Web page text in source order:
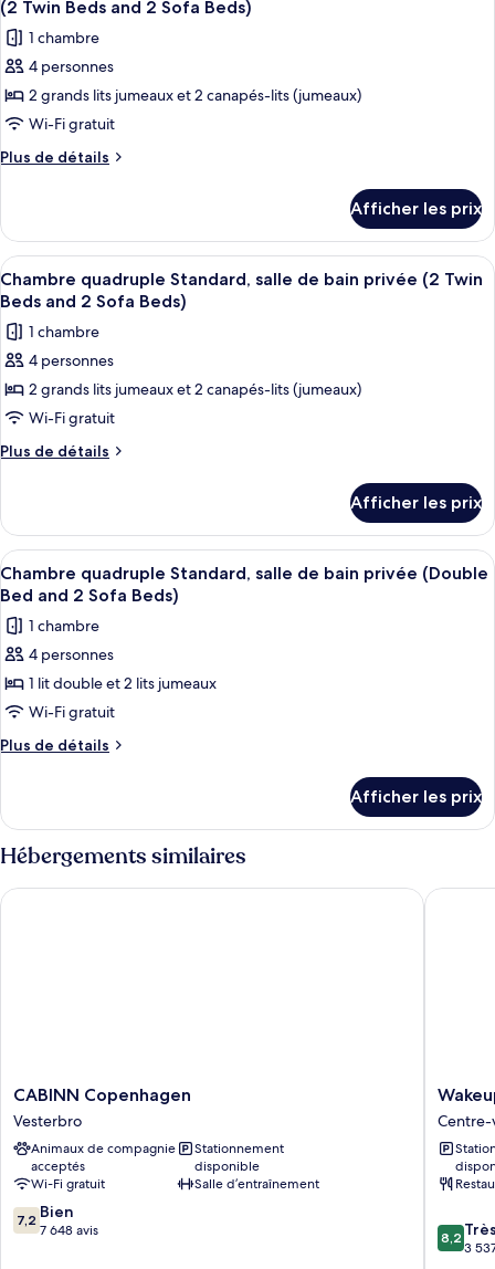
de
bains
commune
(Double
Bed
and
2
de
bains
commune
(Double
Bed
and
Sofa
les
photos
pour
ce
type
de
quadruple
économique,
salle
de
bains
commune
(2
Twin
Beds
and
Beds)
(2 Twin Beds and 2 Sofa Beds)
1 chambre
4 personnes
2 grands lits jumeaux et 2 canapés-lits (jumeaux)
Wi-Fi gratuit
Plus de détails
Plus
Chambre
quadruple
économique,
salle
bains
commune
Twin
Beds
2
Afficher les prix
Afficher
toutes
les
photos
pour
ce
type
de
quadruple
Standard,
salle
de
bain
privée
(2
Twin
Beds
and
Beds)
Une chambre d’hôtel avec trois lits
11
Chambre quadruple Standard, salle de bain privée (2 Twin
Beds and 2 Sofa Beds)
1 chambre
4 personnes
2 grands lits jumeaux et 2 canapés-lits (jumeaux)
Wi-Fi gratuit
Plus de détails
Plus
Chambre
quadruple
Standard,
salle
bain
privée
Twin
Beds
2
Afficher les prix
Afficher
toutes
les
photos
pour
ce
type
de
quadruple
Standard,
salle
de
Beds)
Une chambre d’hôtel avec deux lits,
9
Chambre quadruple Standard, salle de bain privée (Double
Bed and 2 Sofa Beds)
1 chambre
4 personnes
1 lit double et 2 lits jumeaux
Wi-Fi gratuit
Plus de détails
Plus
Chambre
quadruple
Standard,
salle
de
Afficher les prix
Hébergements similaires
CABINN
Copenhagen
Vesterbro
CABINN Copenhagen
Vesterbro
Animaux de compagnie
acceptés
Stationnement
disponible
Wi-Fi gratuit
Salle d’entraînement
7.2
sur
7,2 Bien
7 648 avis
CABINN Copenhagen
Wakeup
Centre-
ville
de
Centre-
8.2
sur
8,2
3